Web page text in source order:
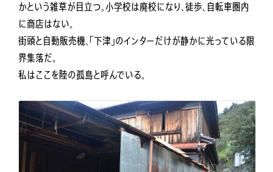
かという雑草が目立つ。小学校は廃校になり、徒歩、自転車圏内
に商店はない。
街頭と自動販売機、「下津」のインターだけが静かに光っている限
界集落だ。
私はここを陸の孤島と呼んでいる。